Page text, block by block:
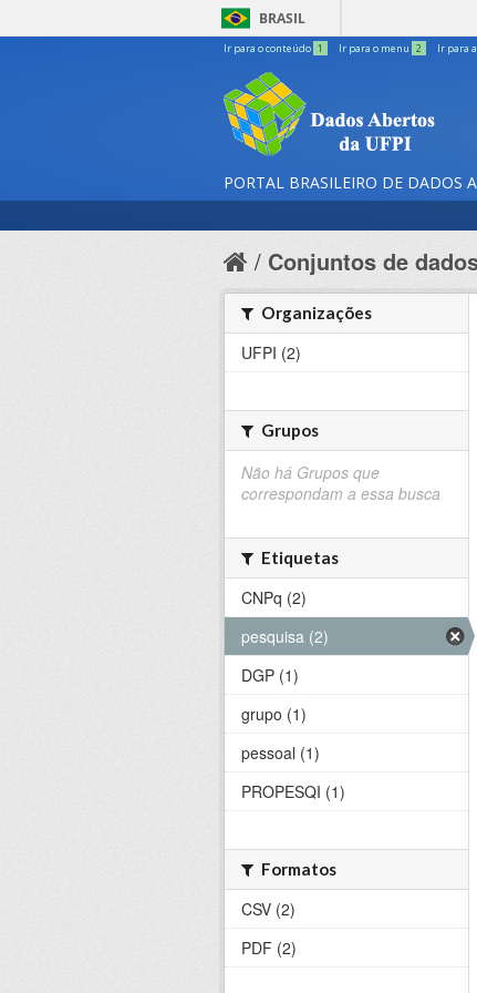
BRASIL
Ir para o conteúdo 1 Ir para o menu 2 Ir para
PORTAL BRASILEIRO DE DADOS
Conjuntos de
Organizações
UFPI (2)
Grupos
Não há Grupos que
correspondam a essa busca
Etiquetas
CNPq (2)
pesquisa (2)
DGP (1)
grupo (1)
pessoal (1)
PROPESQI (1)
Formatos
CSV (2)
PDF (2)